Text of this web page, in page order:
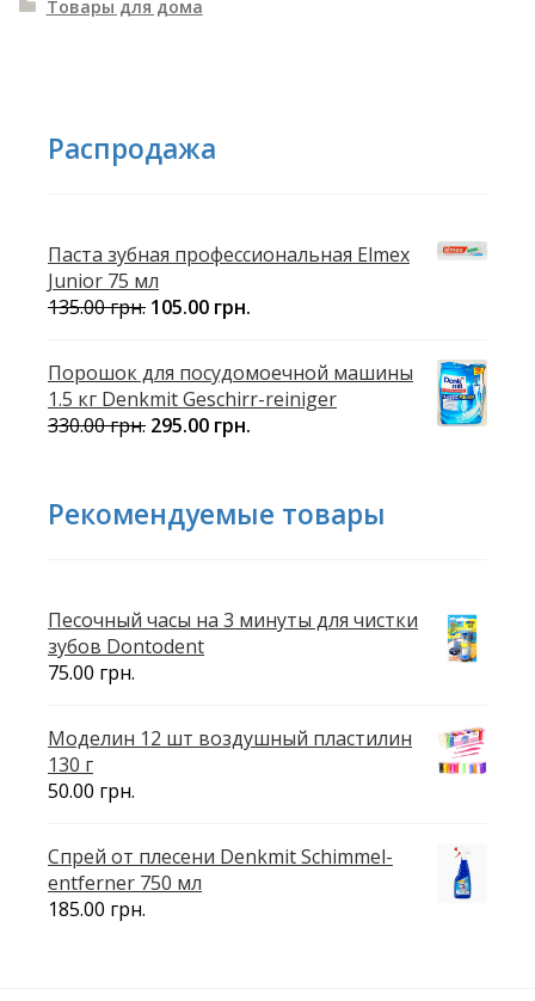
Товары для дома
Распродажа
Паста зубная профессиональная Elmex
Junior 75 мл
135.00грн. 105.00 грн.
Порошок для посудомоечной машины
1.5 кг Denkmit Geschirr-reiniger
330.00грн. 295.00 грн.
Рекомендуемые товары
Песочный часы на 3 минуты для чистки
зубов Dontodent
75.00 грн.
Моделин 12 шт воздушный пластилин
130 г
50.00 грн.
Спрей от плесени Denkmit Schimmel-
entferner 750 мл
185.00 грн.